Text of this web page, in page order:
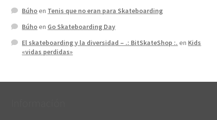
Búhoen Tenis que no eran para Skateboarding
Búhoen Go Skateboarding Day
El skateboarding y la diversidad – .: BitSkateShop :. en Kids
«vidas perdidas»